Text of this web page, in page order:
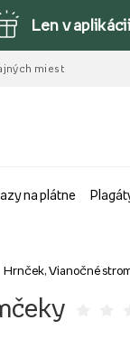
Len v
miest
na plátne
Hrnček, Vianočné